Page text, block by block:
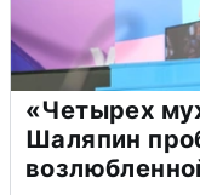
«Четырех
Шаляпин